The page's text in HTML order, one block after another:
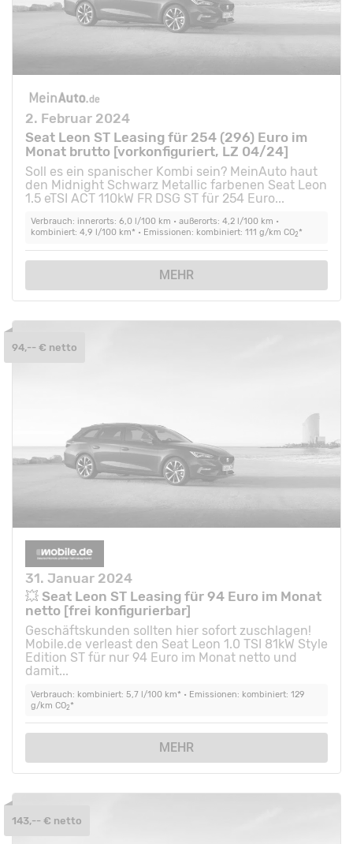
2. Februar 2024
Seat Leon ST Leasing für 254 (296) Euro im
Monat brutto [vorkonfiguriert, LZ 04/24]
Soll es ein spanischer Kombi sein? MeinAuto haut
den Midnight Schwarz Metallic farbenen Seat Leon
1.5 eTSI ACT 110kW FR DSG ST für 254 Euro...
Verbrauch: innerorts: 6,0 l/100 km • außerorts: 4,2 l/100 km •
kombiniert: 4,9 l/100 km* • Emissionen: kombiniert: 111 g/km CO2*
MEHR
31. Januar 2024
💥 Seat Leon ST Leasing für 94 Euro im Monat
netto [frei konfigurierbar]
Geschäftskunden sollten hier sofort zuschlagen!
Mobile.de verleast den Seat Leon 1.0 TSI 81kW Style
Edition ST für nur 94 Euro im Monat netto und
damit...
Verbrauch: kombiniert: 5,7 l/100 km* • Emissionen: kombiniert: 129
g/km CO2*
MEHR
94,-- € netto
143,-- € netto